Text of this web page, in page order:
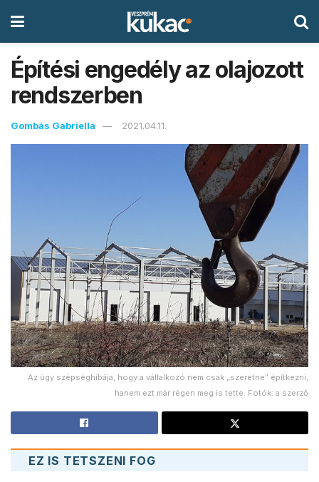
Építési engedély az olajozott
rendszerben
Gombás Gabriella 2021.04.11.
Az ügy szépséghibája, hogy a vállalkozó nem csak „szeretne” építkezni,
hanem ezt már régen meg is tette. Fotók: a szerző
EZ IS TETSZENI FOG